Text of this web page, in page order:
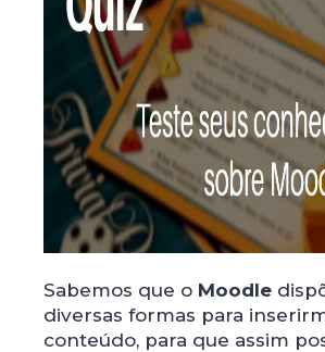
Sabemos que o Moodle
diversas formas para
conteúdo, para que assim